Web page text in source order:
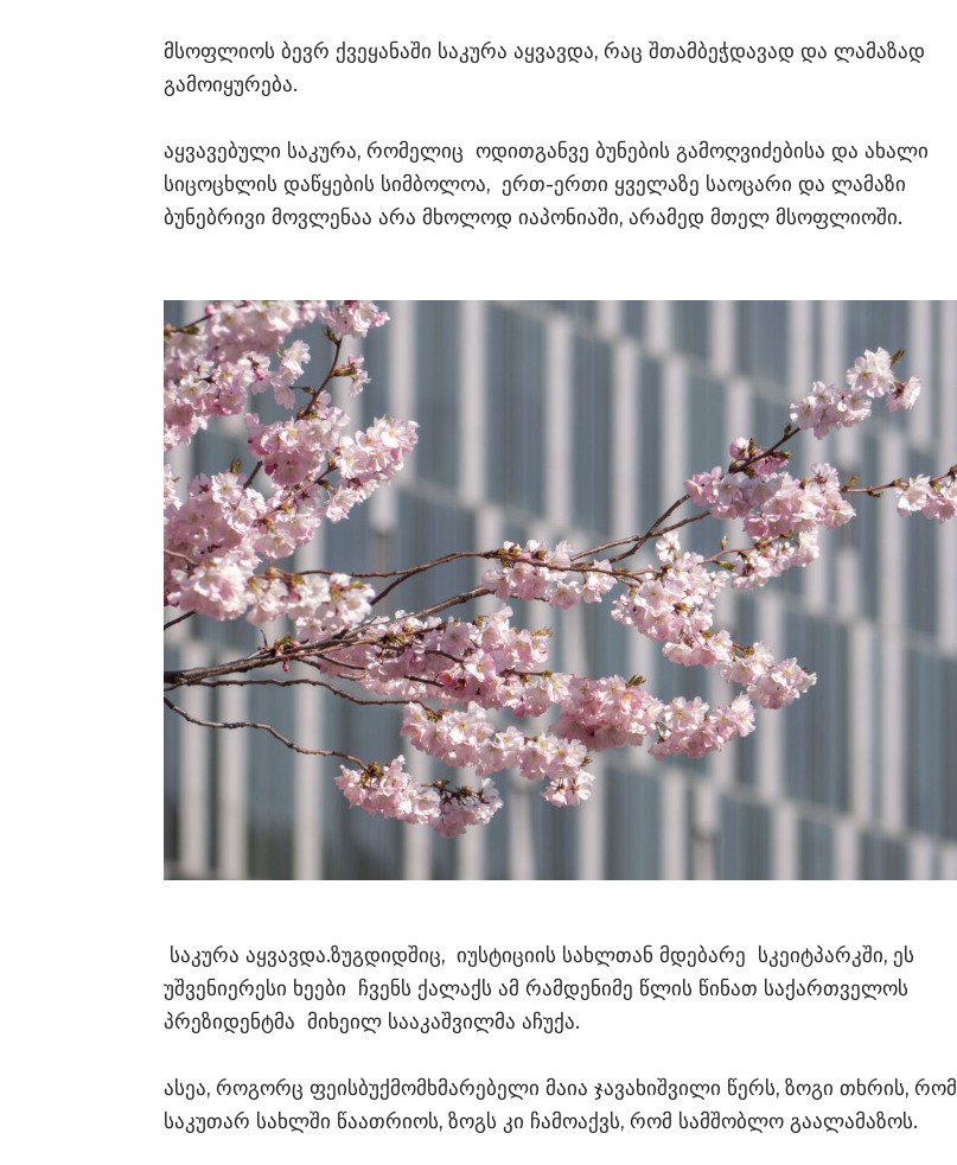
მსოფლიოს ბევრ ქვეყანაში საკურა აყვავდა, რაც შთამბეჭდავად და ლამაზად
გამოიყურება.
აყვავებული საკურა, რომელიც ოდითგანვე ბუნების გამოღვიძებისა და ახალი
სიცოცხლის დაწყების სიმბოლოა, ერთ-ერთი ყველაზე საოცარი და ლამაზი
ბუნებრივი მოვლენაა არა მხოლოდ იაპონიაში, არამედ მთელ მსოფლიოში.
საკურა აყვავდა.ზუგდიდშიც, იუსტიციის სახლთან მდებარე სკეიტპარკში, ეს
უშვენიერესი ხეები ჩვენს ქალაქს ამ რამდენიმე წლის წინათ საქართველოს
პრეზიდენტმა მიხეილ სააკაშვილმა აჩუქა.
ასეა, როგორც ფეისბუქმომხმარებელი მაია ჯავახიშვილი წერს, ზოგი თხრის, რომ
საკუთარ სახლში წაათრიოს, ზოგს კი ჩამოაქვს, რომ სამშობლო გაალამაზოს.